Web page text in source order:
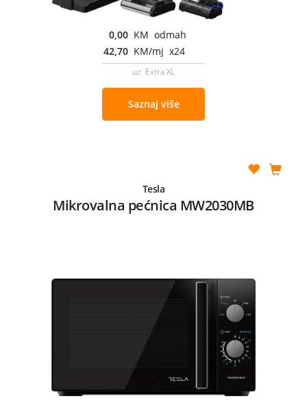
0,00 KM odmah
42,70 KM/mj x24
uz Extra XL
Saznaj više
Tesla
Mikrovalna pećnica MW2030MB